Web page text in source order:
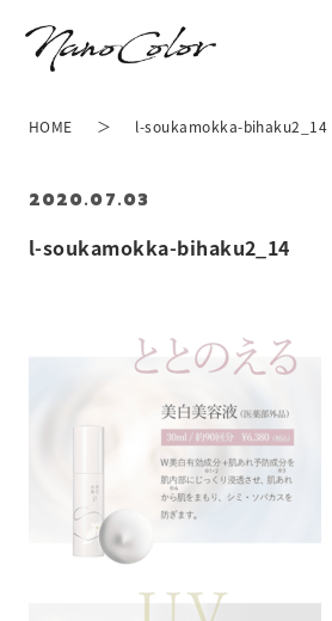
l-soukamokka-bihaku2_14
2020.07.03
HOME l-soukamokka-bihaku2_14